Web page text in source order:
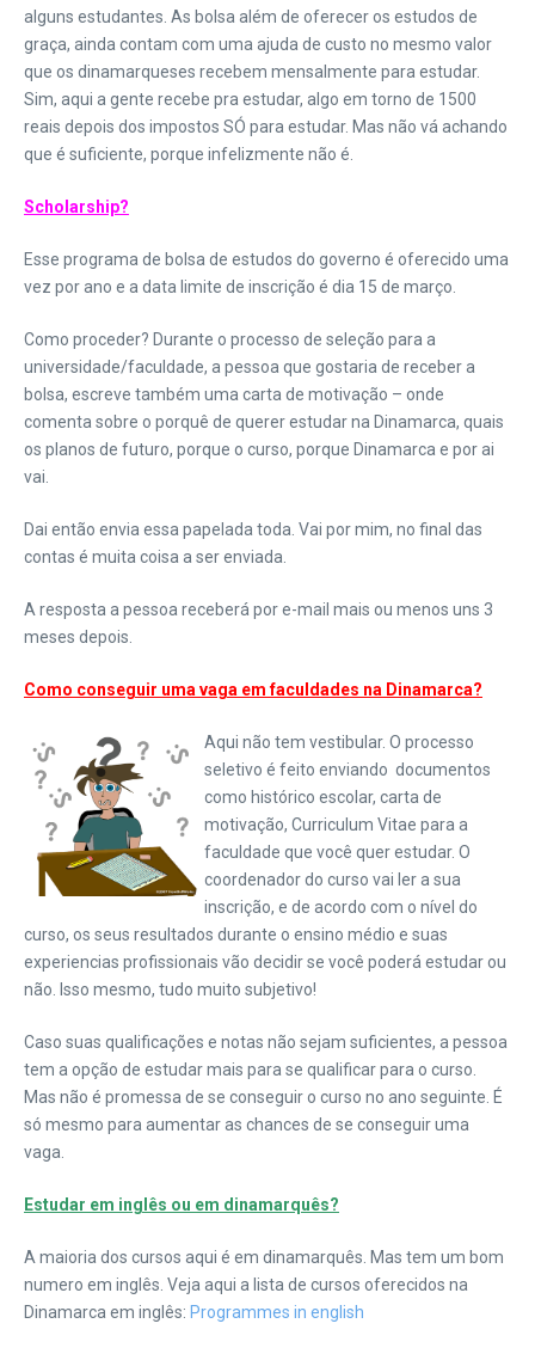
alguns estudantes. As bolsa além de oferecer os estudos de
graça, ainda contam com uma ajuda de custo no mesmo valor
que os dinamarqueses recebem mensalmente para estudar.
Sim, aqui a gente recebe pra estudar, algo em torno de 1500
reais depois dos impostos SÓ para estudar. Mas não vá achando
que é suficiente, porque infelizmente não é.
Scholarship?
Esse programa de bolsa de estudos do governo é oferecido uma
vez por ano e a data limite de inscrição é dia 15 de março.
Como proceder? Durante o processo de seleção para a
universidade/faculdade, a pessoa que gostaria de receber a
bolsa, escreve também uma carta de motivação – onde
comenta sobre o porquê de querer estudar na Dinamarca, quais
os planos de futuro, porque o curso, porque Dinamarca e por ai
vai.
Dai então envia essa papelada toda. Vai por mim, no final das
contas é muita coisa a ser enviada.
A resposta a pessoa receberá por e-mail mais ou menos uns 3
meses depois.
Como conseguir uma vaga em faculdades na Dinamarca?
Aqui não tem vestibular. O processo
seletivo é feito enviando documentos
como histórico escolar, carta de
motivação, Curriculum Vitae para a
faculdade que você quer estudar. O
coordenador do curso vai ler a sua
inscrição, e de acordo com o nível do
curso, os seus resultados durante o ensino médio e suas
experiencias profissionais vão decidir se você poderá estudar ou
não. Isso mesmo, tudo muito subjetivo!
Caso suas qualificações e notas não sejam suficientes, a pessoa
tem a opção de estudar mais para se qualificar para o curso.
Mas não é promessa de se conseguir o curso no ano seguinte. É
só mesmo para aumentar as chances de se conseguir uma
vaga.
Estudar em inglês ou em dinamarquês?
A maioria dos cursos aqui é em dinamarquês. Mas tem um bom
numero em inglês. Veja aqui a lista de cursos oferecidos na
Dinamarca em inglês: Programmes in english